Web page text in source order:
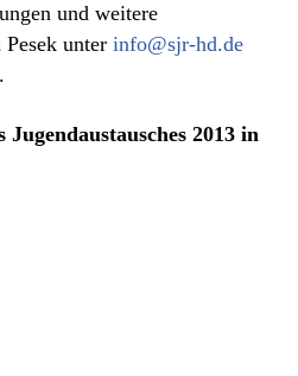
und weitere
unter info@sjr-hd.de
Jugendaustausches 2013 in